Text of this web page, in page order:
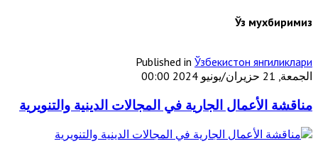
Ўз мухбиримиз
Published in Ўзбекистон янгиликлари
الجمعة, 21 حزيران/يونيو 2024 00:00
مناقشة الأعمال الجارية في المجالات الدينية والتنويرية